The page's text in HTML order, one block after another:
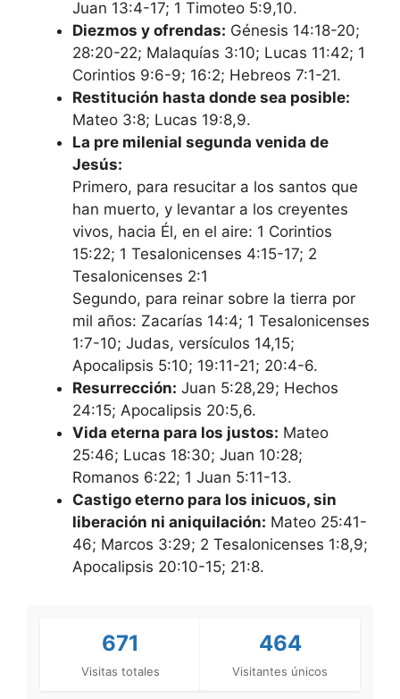
Juan 13:4-17; 1 Timoteo 5:9,10.
Diezmos y ofrendas: Génesis 14:18-20;
28:20-22; Malaquías 3:10; Lucas 11:42; 1
Corintios 9:6-9; 16:2; Hebreos 7:1-21.
Restitución hasta donde sea posible:
Mateo 3:8; Lucas 19:8,9.
La pre milenial segunda venida de
Jesús:
Primero, para resucitar a los santos que
han muerto, y levantar a los creyentes
vivos, hacia Él, en el aire: 1 Corintios
15:22; 1 Tesalonicenses 4:15-17; 2
Tesalonicenses 2:1
Segundo, para reinar sobre la tierra por
mil años: Zacarías 14:4; 1 Tesalonicenses
1:7-10; Judas, versículos 14,15;
Apocalipsis 5:10; 19:11-21; 20:4-6.
Resurrección: Juan 5:28,29; Hechos
24:15; Apocalipsis 20:5,6.
Vida eterna para los justos: Mateo
25:46; Lucas 18:30; Juan 10:28;
Romanos 6:22; 1 Juan 5:11-13.
Castigo eterno para los inicuos, sin
liberación ni aniquilación: Mateo 25:41-
46; Marcos 3:29; 2 Tesalonicenses 1:8,9;
Apocalipsis 20:10-15; 21:8.
671
Visitas totales
464
Visitantes únicos